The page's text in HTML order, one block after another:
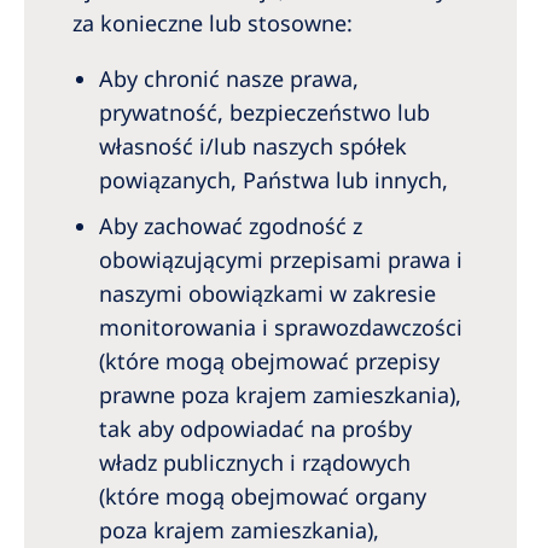
za konieczne lub stosowne:
Aby chronić nasze prawa,
prywatność, bezpieczeństwo lub
własność i/lub naszych spółek
powiązanych, Państwa lub innych,
Aby zachować zgodność z
obowiązującymi przepisami prawa i
naszymi obowiązkami w zakresie
monitorowania i sprawozdawczości
(które mogą obejmować przepisy
prawne poza krajem zamieszkania),
tak aby odpowiadać na prośby
władz publicznych i rządowych
(które mogą obejmować organy
poza krajem zamieszkania),